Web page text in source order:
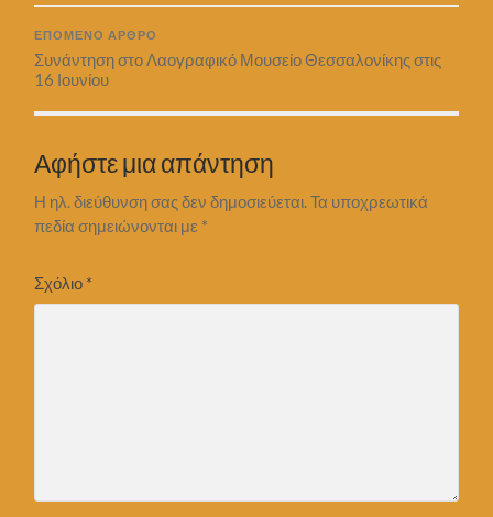
ΕΠΌΜΕΝΟ ΆΡΘΡΟ
Συνάντηση στο Λαογραφικό Μουσείο Θεσσαλονίκης στις
16 Ιουνίου
Αφήστε μια απάντηση
Η ηλ. διεύθυνση σας δεν δημοσιεύεται. Τα υποχρεωτικά
πεδία σημειώνονται με *
Σχόλιο *